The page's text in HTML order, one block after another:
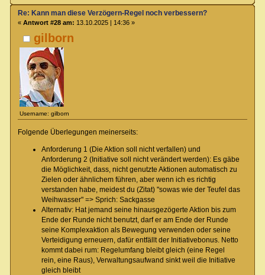
gilborn
Username: gilborn
Re: Kann man diese Verzögern-Regel noch verbessern?
« Antwort #28 am: 13.10.2025 | 14:36 »
Folgende Überlegungen meinerseits:
Anforderung 1 (Die Aktion soll nicht verfallen) und
Anforderung 2 (Initiative soll nicht verändert werden): Es gäbe
die Möglichkeit, dass, nicht genutzte Aktionen automatisch zu
Zielen oder ähnlichem führen, aber wenn ich es richtig
verstanden habe, meidest du (Zitat) "sowas wie der Teufel das
Weihwasser" => Sprich: Sackgasse
Alternativ: Hat jemand seine hinausgezögerte Aktion bis zum
Ende der Runde nicht benutzt, darf er am Ende der Runde
seine Komplexaktion als Bewegung verwenden oder seine
Verteidigung erneuern, dafür entfällt der Initiativebonus. Netto
kommt dabei rum: Regelumfang bleibt gleich (eine Regel
rein, eine Raus), Verwaltungsaufwand sinkt weil die Initiative
gleich bleibt